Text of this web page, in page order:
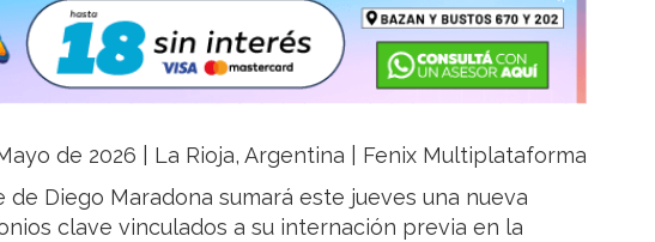
de 2026 | La Rioja, Argentina | Fenix Multiplataforma
de Diego Maradona sumará este jueves una nueva
clave vinculados a su internación previa en la